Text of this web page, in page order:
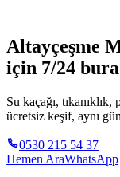
Altayçeşme
için 7/24
Su kaçağı,
ücretsiz keşif, aynı
0530 215 54 37
Hemen AraWhatsApp